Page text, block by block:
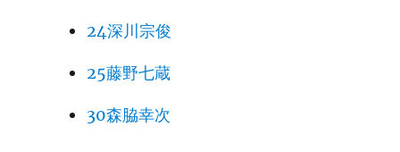
24深川宗俊
25藤野七蔵
30森脇幸次